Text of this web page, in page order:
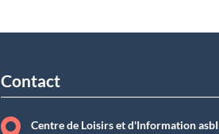
Contact
Centre de Loisirs et d'Information asbI